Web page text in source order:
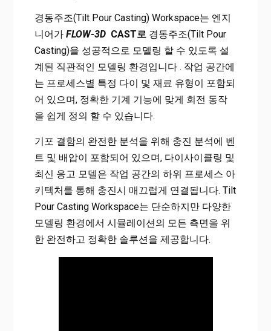
경동주조(Tilt Pour Casting) Workspace는 엔지
니어가 FLOW-3DCAST로 경동주조(Tilt Pour
Casting)을 성공적으로 모델링 할 수 있도록 설
계된 직관적인 모델링 환경입니다 . 작업 공간에
는 프로세스별 특정 다이 및 재료 유형이 포함되
어 있으며, 정확한 기계 기능에 맞게 회전 동작
을 쉽게 정의 할 수 있습니다.
기포 결함의 완전한 분석을 위해 충진 분석에 벤
트 및 배압이 포함되어 있으며, 다이사이클링 및
최신 응고 모델은 작업 공간의 하위 프로세스 아
키텍처를 통해 충진시 매끄럽게 연결됩니다. Tilt
Pour Casting Workspace는 단순하지만 다양한
모델링 환경에서 시뮬레이션의 모든 측면을 위
한 완전하고 정확한 솔루션을 제공합니다.